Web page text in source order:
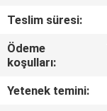
ULAŞIN
HABERLER
Teslim süresi:
Ödeme
koşulları:
Yetenek temini: